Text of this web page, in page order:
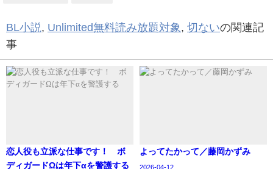
BL小説, Unlimited無料読み放題対象 , 切ないの関連記
事
恋人役も立派な仕事です！ ボ
ディガードΩは年下αを警護する
よってたかって／藤岡かずみ
2026-04-12